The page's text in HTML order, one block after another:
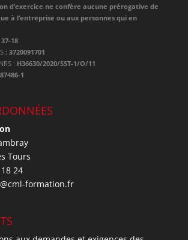
d’exercice ne confère aucune prérogative de
à l’entreprise ou aux personnes qui en
37-18
: 3720091701
: H36630/2020/SST-1/O/11
1
Tours
24
formation.fr